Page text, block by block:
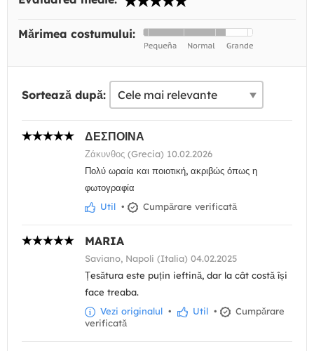
Mărimea costumului:
Sortează după:
ΔΕΣΠΟΙΝΑ
Ζάκυνθος (Grecia) 10.02.2026
Πολύ ωραία και ποιοτική, ακριβώς όπως η
φωτογραφία
Util • Cumpărare verificată
MARIA
Saviano, Napoli (Italia) 04.02.2025
Țesătura este puțin ieftină, dar la cât costă își
face treaba.
Vezi originalul • Util •
Cumpărare
verificată